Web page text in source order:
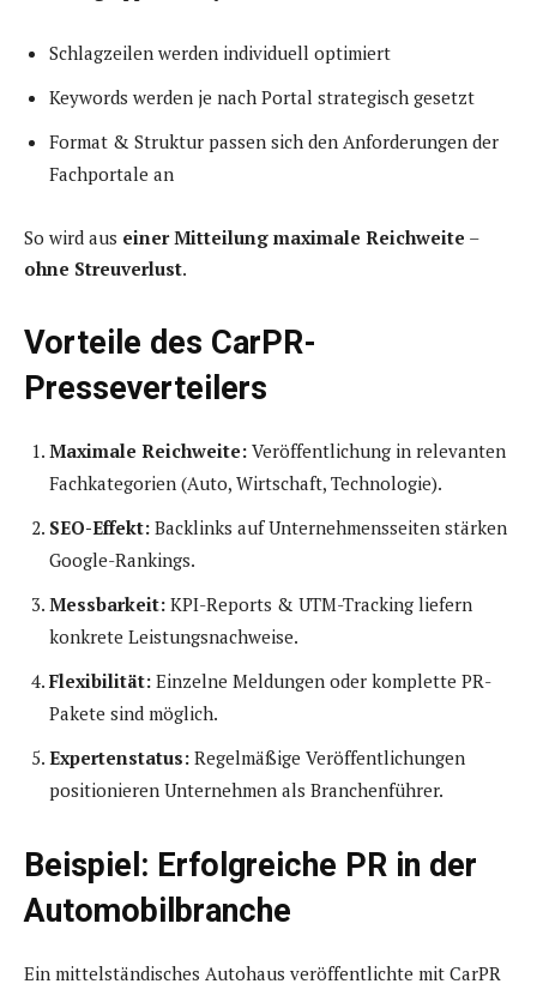
Schlagzeilen werden individuell optimiert
Keywords werden je nach Portal strategisch gesetzt
Format & Struktur passen sich den Anforderungen der
Fachportale an
So wird aus einer Mitteilung maximale Reichweite –
ohne Streuverlust.
Vorteile des CarPR-
Presseverteilers
Maximale Reichweite: Veröffentlichung in relevanten
Fachkategorien (Auto, Wirtschaft, Technologie).
SEO-Effekt: Backlinks auf Unternehmensseiten stärken
Google-Rankings.
Messbarkeit: KPI-Reports & UTM-Tracking liefern
konkrete Leistungsnachweise.
Flexibilität: Einzelne Meldungen oder komplette PR-
Pakete sind möglich.
Expertenstatus: Regelmäßige Veröffentlichungen
positionieren Unternehmen als Branchenführer.
Beispiel: Erfolgreiche PR in der
Automobilbranche
Ein mittelständisches Autohaus veröffentlichte mit CarPR